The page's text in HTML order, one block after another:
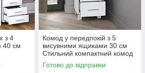
з 4
40 см
Комод у передпокій з 5
висувними ящиками 30 см
Стильний компактний комод
у спальню з Ламінованого
ДСП
Готово до відправки